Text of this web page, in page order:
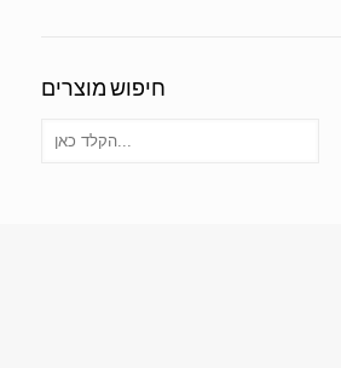
חיפוש מוצרים